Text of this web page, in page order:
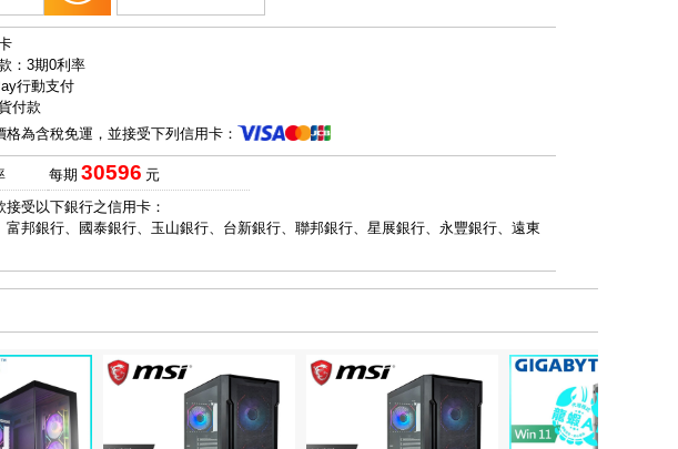
：3期0利率
行動支付
付款
為含稅免運，並接受下列信用卡：
每期 30596 元
受以下銀行之信用卡：
富邦銀行、國泰銀行、玉山銀行、台新銀行、聯邦銀行、星展銀行、永豐銀行、遠東